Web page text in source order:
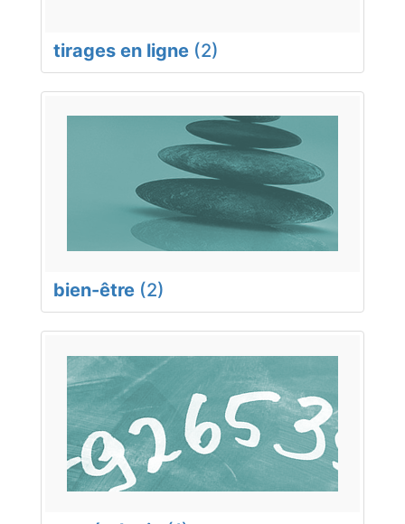
tirages en ligne (2)
bien-être (2)